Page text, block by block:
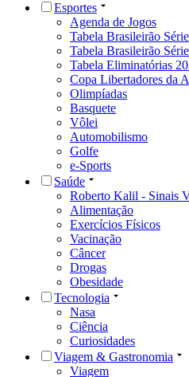
Esportes
Agenda de Jogos
Tabela Brasileirão
Tabela Brasileirão
Tabela Eliminatórias
Copa Libertadores da
Olimpíadas
Basquete
Vôlei
Automobilismo
Golfe
e-Sports
Saúde
Roberto Kalil - Sinais
Alimentação
Exercícios Físicos
Vacinação
Câncer
Drogas
Obesidade
Tecnologia
Nasa
Ciência
Curiosidades
Viagem & Gastronomia
Viagem